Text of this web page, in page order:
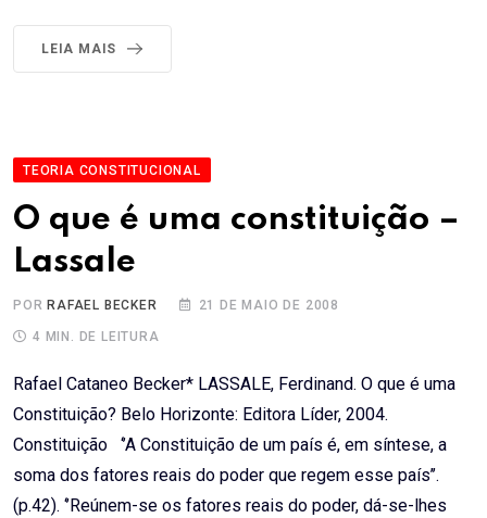
LEIA MAIS
TEORIA CONSTITUCIONAL
O que é uma constituição –
Lassale
POR RAFAEL BECKER 21 DE MAIO DE 2008
4 MIN. DE LEITURA
Rafael Cataneo Becker* LASSALE, Ferdinand. O que é uma
Constituição? Belo Horizonte: Editora Líder, 2004.
Constituição ‘’A Constituição de um país é, em síntese, a
soma dos fatores reais do poder que regem esse país’’.
(p.42). ‘’Reúnem-se os fatores reais do poder, dá-se-lhes